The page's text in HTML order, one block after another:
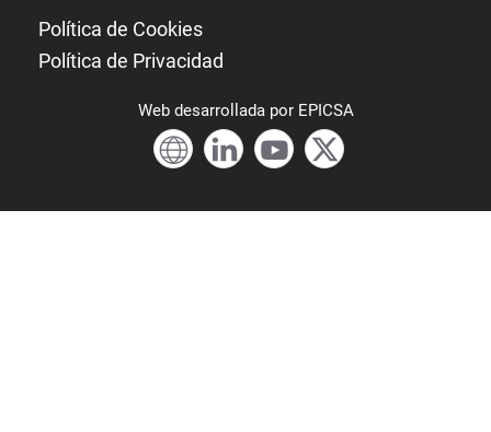
Política de Cookies
Política de Privacidad
Webdesarrollada por EPICSA